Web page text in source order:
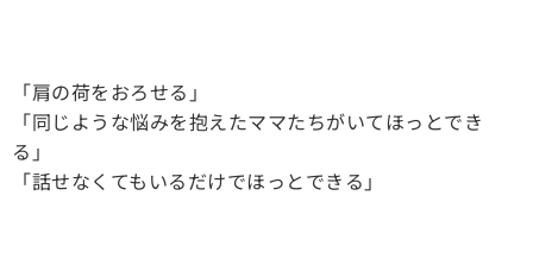
「肩の荷をおろせる」
「同じような悩みを抱えたママたちがいてほっとでき
る」
「話せなくてもいるだけでほっとできる」